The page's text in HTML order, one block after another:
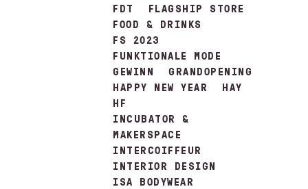
FDT
FLAGSHIP STORE
FOOD & DRINKS
FS 2023
FUNKTIONALE MODE
GEWINN
GRANDOPENING
HAPPY NEW YEAR
HAY
HF
INCUBATOR &
MAKERSPACE
INTERCOIFFEUR
INTERIOR DESIGN
ISA BODYWEAR